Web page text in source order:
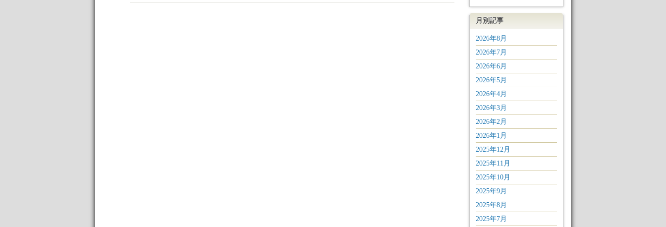
月別記事
2026年8月
2026年7月
2026年6月
2026年5月
2026年4月
2026年3月
2026年2月
2026年1月
2025年12月
2025年11月
2025年10月
2025年9月
2025年8月
2025年7月